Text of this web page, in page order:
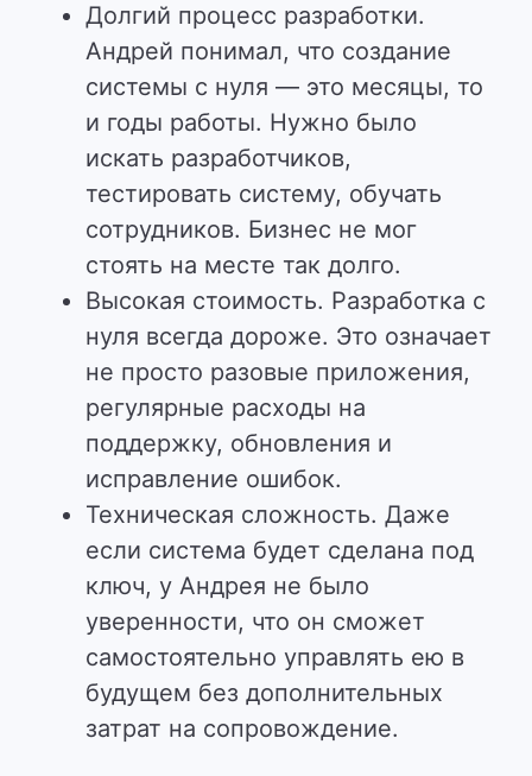
Долгий процесс разработки.
Андрей понимал, что создание
системы с нуля — это месяцы, то
и годы работы. Нужно было
искать разработчиков,
тестировать систему, обучать
сотрудников. Бизнес не мог
стоять на месте так долго.
Высокая стоимость. Разработка с
нуля всегда дороже. Это означает
не просто разовые приложения,
регулярные расходы на
поддержку, обновления и
исправление ошибок.
Техническая сложность. Даже
если система будет сделана под
ключ, у Андрея не было
уверенности, что он сможет
самостоятельно управлять ею в
будущем без дополнительных
затрат на сопровождение.